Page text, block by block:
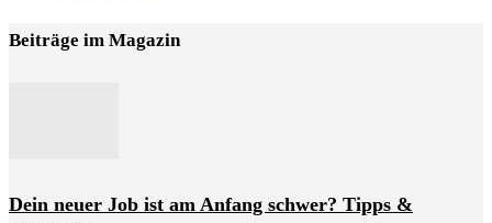
Beiträge im Magazin
Dein neuer Job ist am Anfang schwer? Tipps &